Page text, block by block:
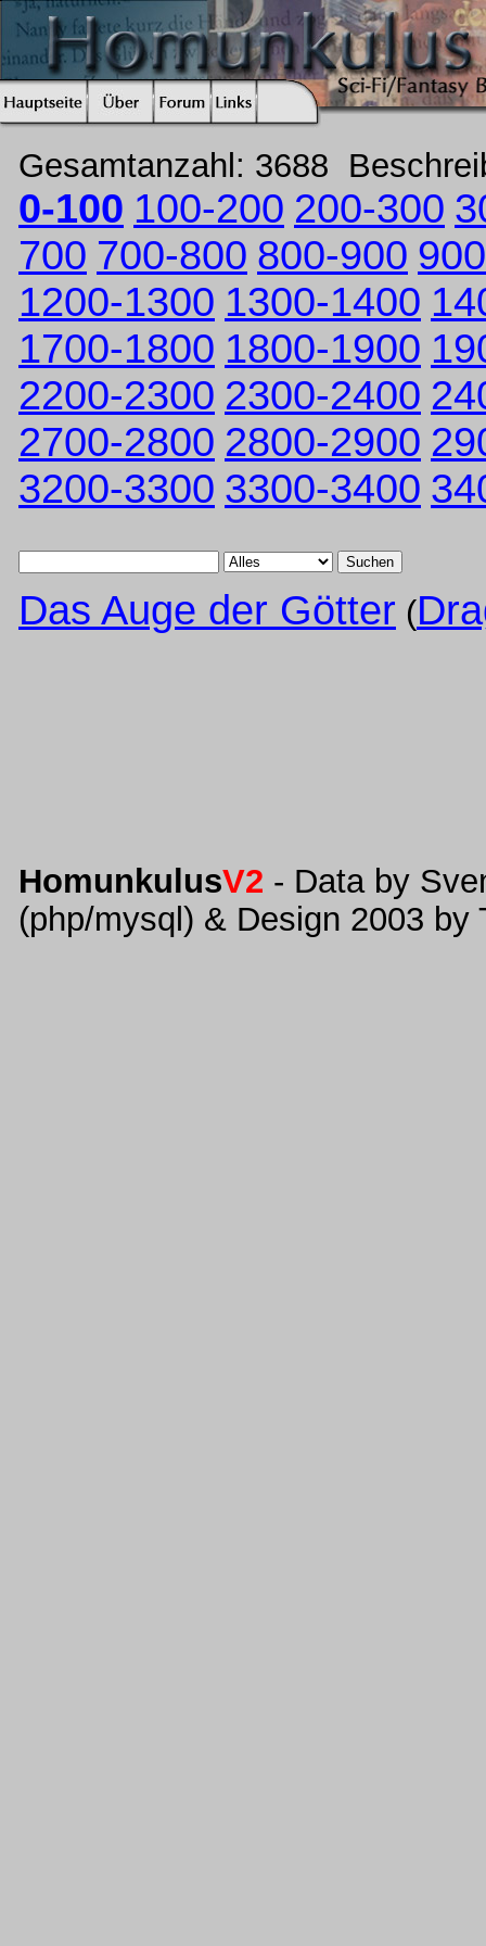
Gesamtanzahl: 3688
0-100 100-200 200-300
700 700-800 800-900
1200-1300 1300-1400
1700-1800 1800-1900
2200-2300 2300-2400
2700-2800 2800-2900
3200-3300 3300-3400
Suchen
Das Auge der Götter (
HomunkulusV2 - Data by
(php/mysql) & Design 2003